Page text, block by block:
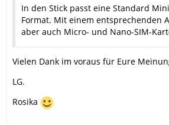
In den Stick passt eine Standard
Format. Mit einem entsprechenden
aber auch Micro- und Nano-SIM-
Vielen Dank im voraus für Eure
LG.
Rosika